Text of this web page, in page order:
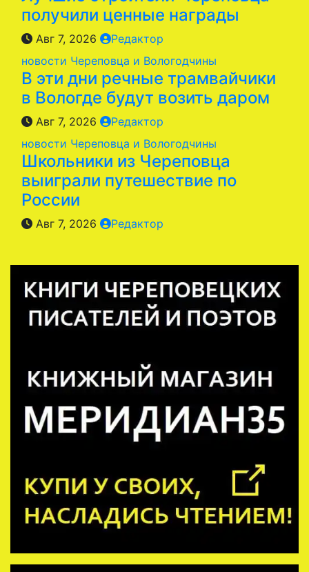
получили ценные награды
Авг 7, 2026
Редактор
новости Череповца и Вологодчины
В эти дни речные трамвайчики
в Вологде будут возить даром
Авг 7, 2026
Редактор
новости Череповца и Вологодчины
Школьники из Череповца
выиграли путешествие по
России
Авг 7, 2026 Редактор